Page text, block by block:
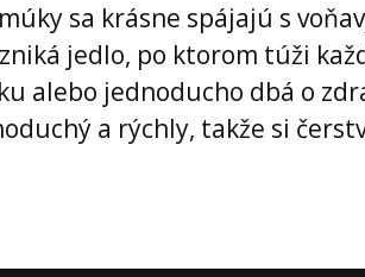
sa krásne spájajú s
jedlo, po ktorom túži
alebo jednoducho dbá o
a rýchly, takže si